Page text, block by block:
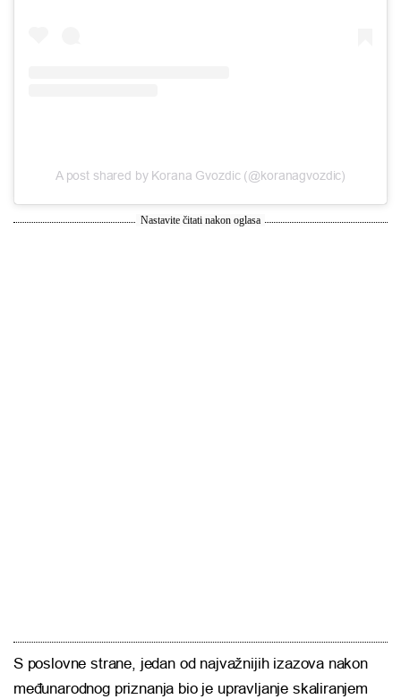
A post shared by Korana Gvozdic (@koranagvozdic)
Nastavite čitati nakon oglasa
S poslovne strane, jedan od najvažnijih izazova nakon
međunarodnog priznanja bio je upravljanje skaliranjem